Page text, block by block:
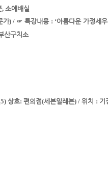
, 소예배실
가) / ☞ 특강내용 : ‘아름다운 가정세우
산구치소
5) 상호: 편의점(세븐일레븐) / 위치 : 기